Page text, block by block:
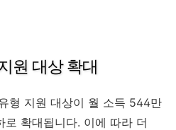
원 대상 확대
형 지원 대상이 월 소득 544만
확대됩니다. 이에 따라 더